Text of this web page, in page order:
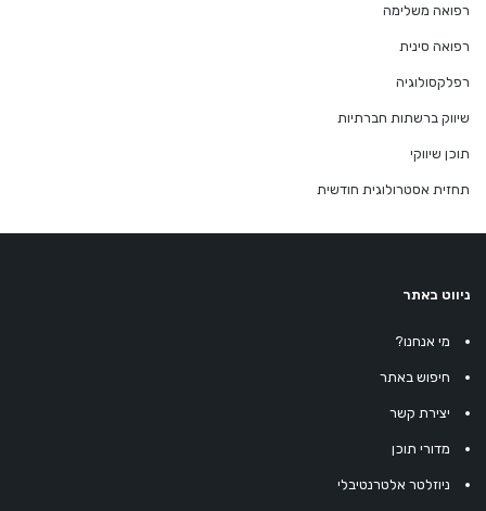
רפואה משלימה
רפואה סינית
רפלקסולוגיה
שיווק ברשתות חברתיות
תוכן שיווקי
תחזית אסטרולוגית חודשית
ניווט באתר
מי אנחנו?
חיפוש באתר
יצירת קשר
מדורי תוכן
ניוזלטר אלטרנטיבלי